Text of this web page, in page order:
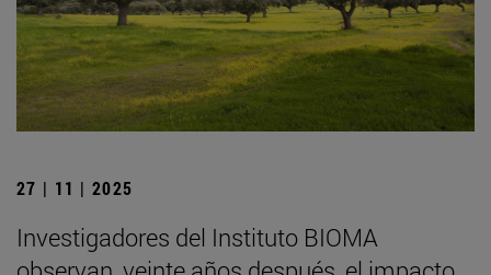
27 | 11 | 2025
Investigadores del Instituto BIOMA